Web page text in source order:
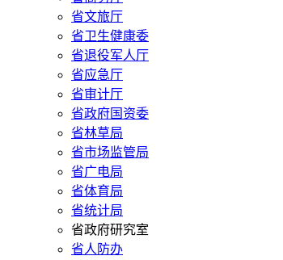
省文旅厅
省卫生健康委
省退役军人厅
省应急厅
省审计厅
省政府国资委
省林草局
省市场监管局
省广电局
省体育局
省统计局
省政府研究室
省人防办